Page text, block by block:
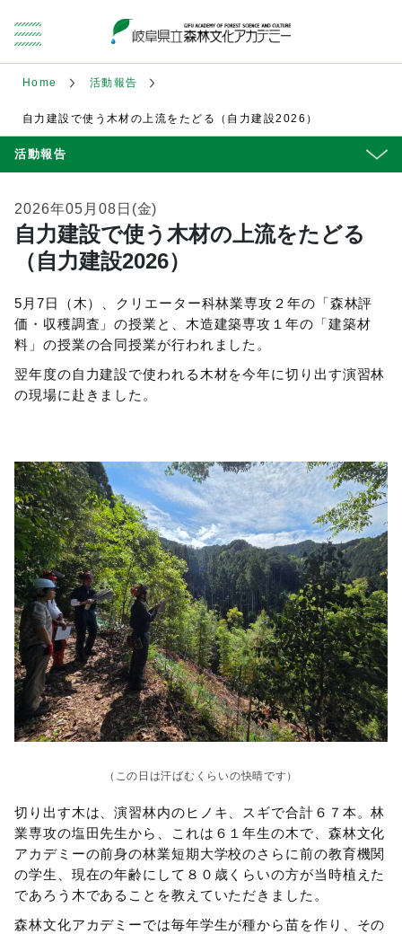
Home 活動報告
自力建設で使う木材の上流をたどる（自力建設2026）
活動報告
2026年05月08日(金)
自力建設で使う木材の上流をたどる
（自力建設2026）
5月7日（木）、クリエーター科林業専攻２年の「森林評
価・収穫調査」の授業と、木造建築専攻１年の「建築材
料」の授業の合同授業が行われました。
翌年度の自力建設で使われる木材を今年に切り出す演習林
の現場に赴きました。
（この日は汗ばむくらいの快晴です）
切り出す木は、演習林内のヒノキ、スギで合計６７本。林
業専攻の塩田先生から、これは６１年生の木で、森林文化
アカデミーの前身の林業短期大学校のさらに前の教育機関
の学生、現在の年齢にして８０歳くらいの方が当時植えた
であろう木であることを教えていただきました。
森林文化アカデミーでは毎年学生が種から苗を作り、その